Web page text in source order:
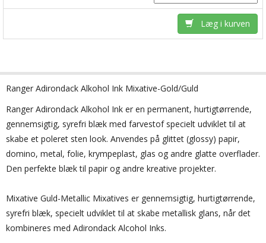
Læg i kurven
Ranger Adirondack Alkohol Ink Mixative-Gold/Guld
Ranger Adirondack Alkohol Ink er en permanent, hurtigtørrende,
gennemsigtig, syrefri blæk med farvestof specielt udviklet til at
skabe et poleret sten look. Anvendes på glittet (glossy) papir,
domino, metal, folie, krympeplast, glas og andre glatte overflader.
Den perfekte blæk til papir og andre kreative projekter.
Mixative Guld-Metallic Mixatives er gennemsigtig, hurtigtørrende,
syrefri blæk, specielt udviklet til at skabe metallisk glans, når det
kombineres med Adirondack Alcohol Inks.